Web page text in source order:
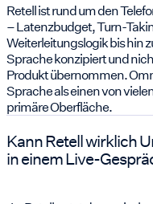
Retell ist rund um den
– Latenzbudget, Turn-
Weiterleitungslogik bis hin
Sprache konzipiert und
Produkt übernommen.
Sprache als einen von
primäre Oberfläche.
Kann Retell wirklich
in einem Live-